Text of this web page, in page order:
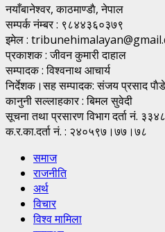
नयाँबानेश्वर, काठमाण्डाै, नेपाल
सम्पर्क नंम्बर : ९८४४३६०३७९
इमेल :
प्रकाशक : जीवन कुमारी दाहाल
सम्पादक : विश्वनाथ आचार्य
निर्देशक।सह सम्पादक: संजय प्रसाद
कानुनी सल्लाहकार : बिमल सुवेदी
सूचना तथा प्रसारण विभाग दर्ता नं.
क.र.का.दर्ता नं. : २४०५९७।७७।७८
समाज
राजनीति
अर्थ
विचार
विश्व मामिला